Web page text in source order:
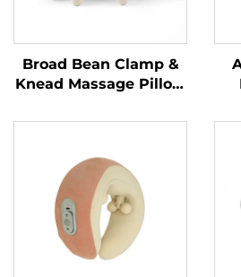
Broad Bean Clamp &
Knead Massage Pillow